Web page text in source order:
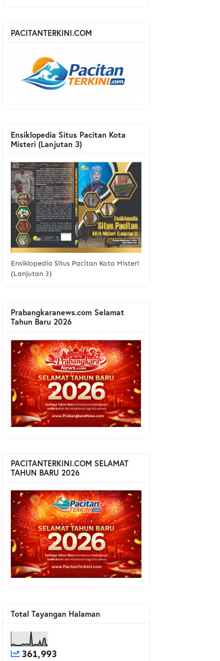
PACITANTERKINI.COM
Ensiklopedia Situs Pacitan Kota
Misteri (Lanjutan 3)
Ensiklopedia Situs Pacitan Kota Misteri
(Lanjutan 3)
Prabangkaranews.com Selamat
Tahun Baru 2026
PACITANTERKINI.COM SELAMAT
TAHUN BARU 2026
Total Tayangan Halaman
361,993